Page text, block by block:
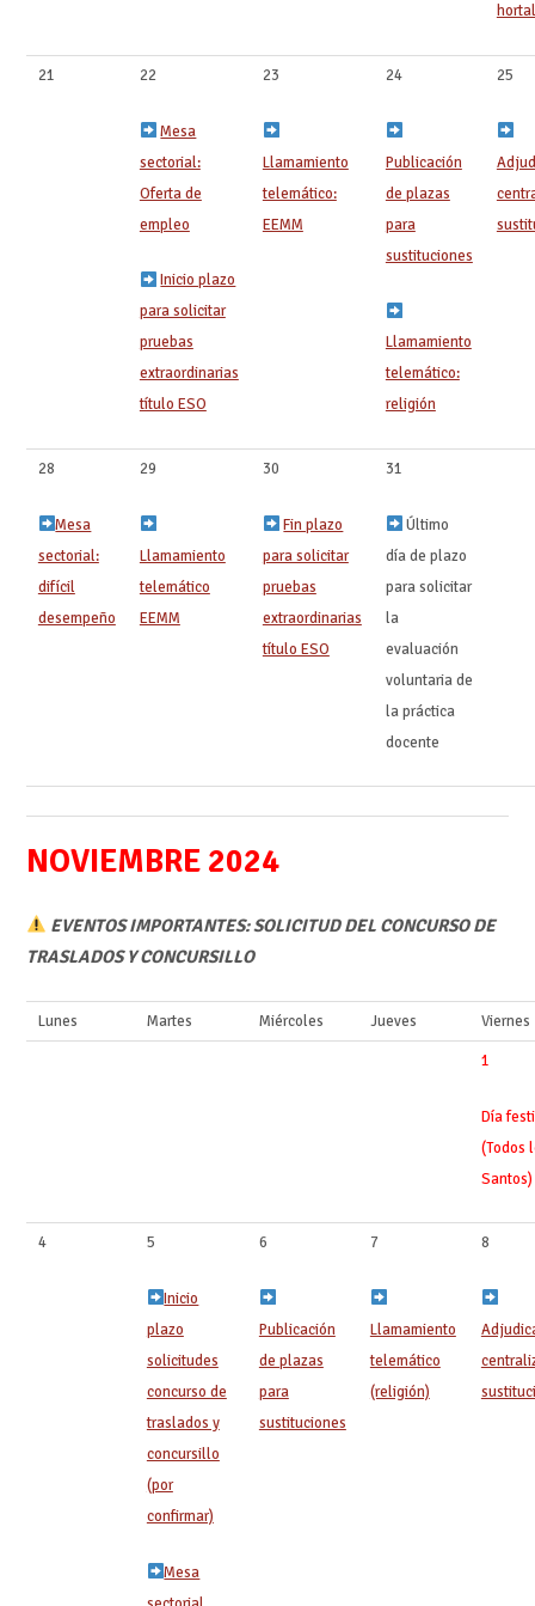
21 22
Mesa
sectorial:
Oferta de
empleo
Inicio plazo
para solicitar
pruebas
extraordinarias
título ESO
23
Llamamiento
telemático:
EEMM
24
Publicación
de plazas
para
sustituciones
Llamamiento
telemático:
religión
25
28
Mesa
sectorial:
difícil
desempeño
29
Llamamiento
telemático
EEMM
30
Fin plazo
para solicitar
pruebas
extraordinarias
título ESO
31
Último
día de plazo
para solicitar
la
evaluación
voluntaria de
la práctica
docente
NOVIEMBRE 2024
EVENTOS IMPORTANTES: SOLICITUD DEL CONCURSO DE
TRASLADOS Y CONCURSILLO
Lunes Martes Miércoles Jueves Viernes
1
Día
(Todos
Santos)
4 5
Inicio
plazo
solicitudes
concurso de
traslados y
concursillo
(por
confirmar)
Mesa
6
Publicación
de plazas
para
sustituciones
7
Llamamiento
telemático
(religión)
8